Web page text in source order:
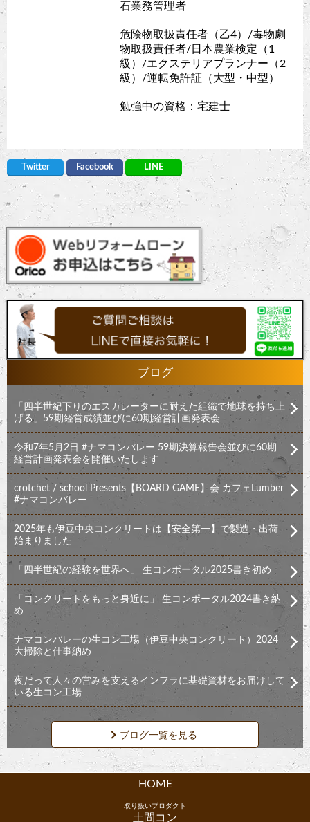
石業務管理者
危険物取扱責任者（乙4）/毒物劇
物取扱責任者/日本農業検定（1
級）/エクステリアプランナー（2
級）/運転免許証（大型・中型）
勉強中の資格：宅建士
Twitter Facebook LINE
ブログ
「四半世紀下りのエスカレーターに耐えた組織で地球を持ち上
げる」59期経営成績並びに60期経営計画発表会
令和7年5月2日 #ナマコンバレー 59期決算報告会並びに60期
経営計画発表会を開催いたします
crotchet / school Presents【BOARD GAME】会 カフェLumber
#ナマコンバレー
2025年も伊豆中央コンクリートは【安全第一】で製造・出荷
始まりました
「四半世紀の経験を世界へ」 生コンポータル2025書き初め
「コンクリートをもっと身近に」 生コンポータル2024書き納
め
ナマコンバレーの生コン工場（伊豆中央コンクリート）2024
大掃除と仕事納め
夜だって人々の営みを支えるインフラに基礎資材をお届けして
いる生コン工場
ブログ一覧を見る
HOME
取り扱いプロダクト
土間コン